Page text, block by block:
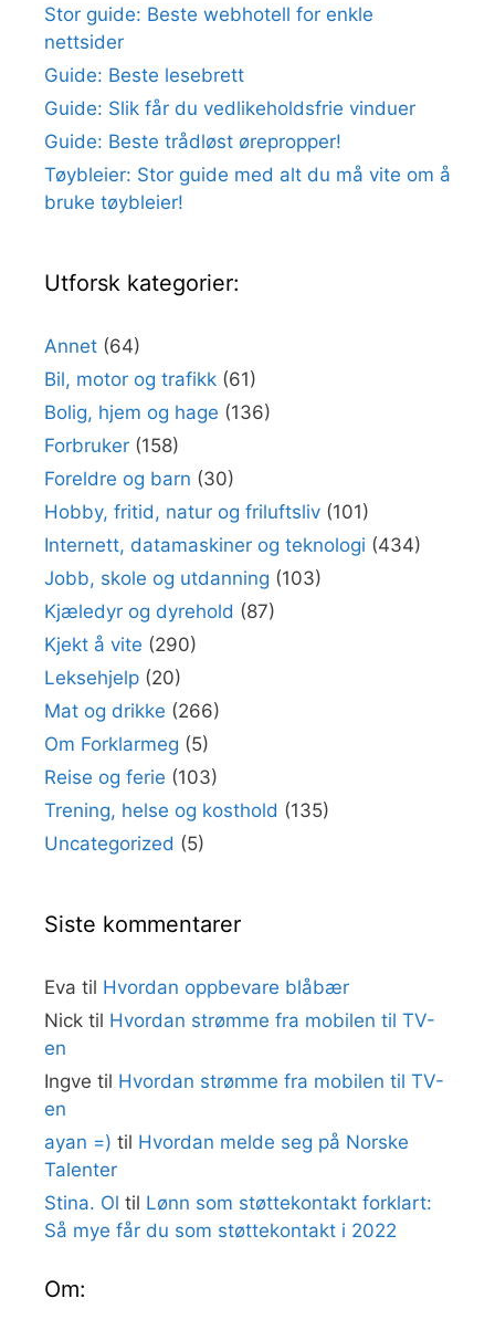
Stor guide: Beste webhotell for enkle
nettsider
Guide: Beste lesebrett
Guide: Slik får du vedlikeholdsfrie vinduer
Guide: Beste trådløst ørepropper!
Tøybleier: Stor guide med alt du må vite om å
bruke tøybleier!
Utforsk kategorier:
Annet (64)
Bil, motor og trafikk (61)
Bolig, hjem og hage (136)
Forbruker (158)
Foreldre og barn (30)
Hobby, fritid, natur og friluftsliv (101)
Internett, datamaskiner og teknologi (434)
Jobb, skole og utdanning (103)
Kjæledyr og dyrehold (87)
Kjekt å vite (290)
Leksehjelp (20)
Mat og drikke (266)
Om Forklarmeg (5)
Reise og ferie (103)
Trening, helse og kosthold (135)
Uncategorized (5)
Siste kommentarer
Eva til Hvordan oppbevare blåbær
Nick til Hvordan strømme fra mobilen til TV-
en
Ingve til Hvordan strømme fra mobilen til TV-
en
ayan =) til Hvordan melde seg på Norske
Talenter
Stina. Ol til Lønn som støttekontakt forklart:
Så mye får du som støttekontakt i 2022
Om: